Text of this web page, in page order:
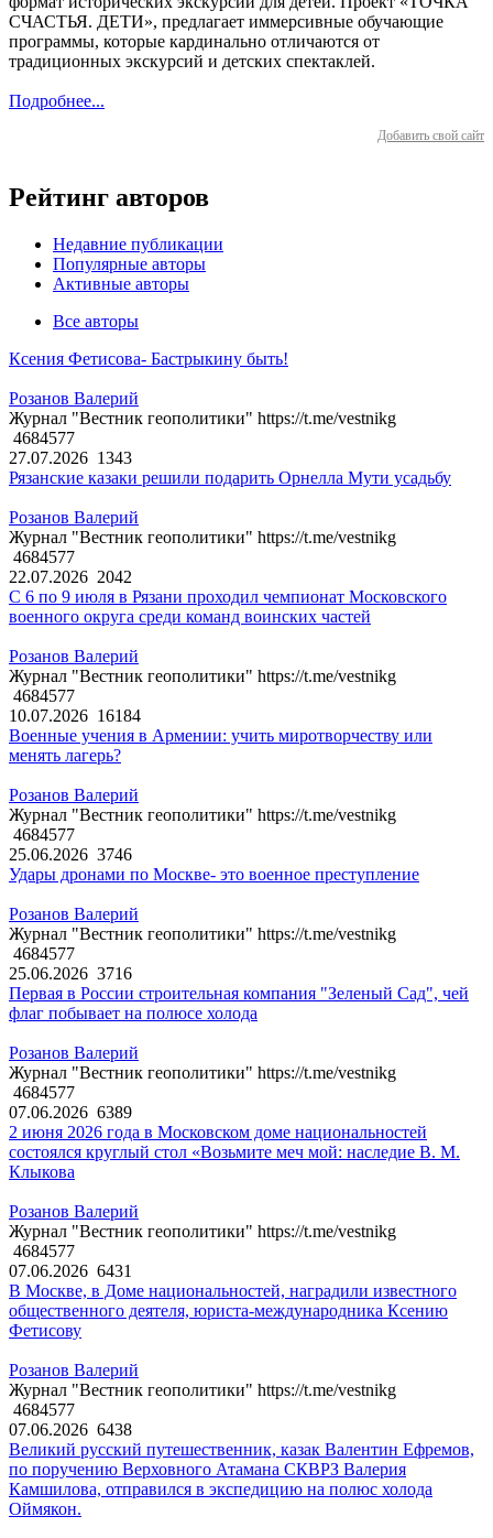
СЧАСТЬЯ. ДЕТИ», предлагает иммерсивные обучающие
программы, которые кардинально отличаются от
традиционных экскурсий и детских спектаклей.
Подробнее...
Добавить свой сайт
Рейтинг авторов
Недавние публикации
Популярные авторы
Активные авторы
Все авторы
Ксения Фетисова- Бастрыкину быть!
Розанов Валерий
Журнал "Вестник геополитики" https://t.me/vestnikg
4684577
27.07.2026 1343
Рязанские казаки решили подарить Орнелла Мути усадьбу
Розанов Валерий
Журнал "Вестник геополитики" https://t.me/vestnikg
4684577
22.07.2026 2042
С 6 по 9 июля в Рязани проходил чемпионат Московского
военного округа среди команд воинских частей
Розанов Валерий
Журнал "Вестник геополитики" https://t.me/vestnikg
4684577
10.07.2026 16184
Военные учения в Армении: учить миротворчеству или
менять лагерь?
Розанов Валерий
Журнал "Вестник геополитики" https://t.me/vestnikg
4684577
25.06.2026 3746
Удары дронами по Москве- это военное преступление
Розанов Валерий
Журнал "Вестник геополитики" https://t.me/vestnikg
4684577
25.06.2026 3716
Первая в России строительная компания "Зеленый Сад", чей
флаг побывает на полюсе холода
Розанов Валерий
Журнал "Вестник геополитики" https://t.me/vestnikg
4684577
07.06.2026 6389
2 июня 2026 года в Московском доме национальностей
состоялся круглый стол «Возьмите меч мой: наследие В. М.
Клыкова
Розанов Валерий
Журнал "Вестник геополитики" https://t.me/vestnikg
4684577
07.06.2026 6431
В Москве, в Доме национальностей, наградили известного
общественного деятеля, юриста-международника Ксению
Фетисову
Розанов Валерий
Журнал "Вестник геополитики" https://t.me/vestnikg
4684577
07.06.2026 6438
Великий русский путешественник, казак Валентин Ефремов,
по поручению Верховного Атамана СКВРЗ Валерия
Камшилова, отправился в экспедицию на полюс холода
Оймякон.